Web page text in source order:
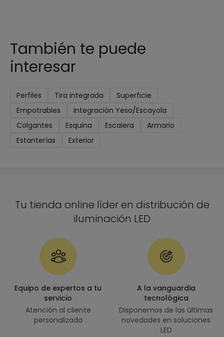
También te puede
interesar
Perfiles Tira integrada
Superficie
Empotrables
Integración Yeso/Escayola
Colgantes
Esquina Escalera
Armario
Estanterías
Exterior
Tu tienda online líder en distribución de
iluminación LED
Equipo de expertos a tu
servicio
Atención al cliente
personalizada
A la vanguardia
tecnológica
Disponemos de las últimas
novedades en soluciones
LED